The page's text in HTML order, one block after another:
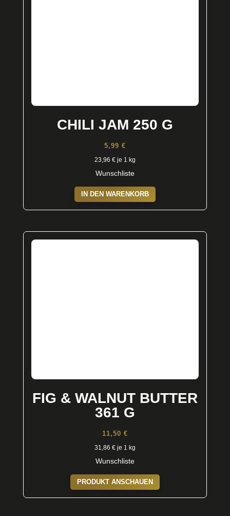
CHILI JAM 250 G
5,99 €
23,96 €je 1 kg
Wunschliste
IN DEN WARENKORB
FIG & WALNUT BUTTER
361 G
11,50 €
31,86 €je 1 kg
Wunschliste
PRODUKT ANSCHAUEN